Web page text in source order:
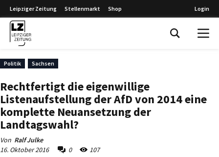
Leipziger Zeitung Stellenmarkt Shop Login
Politik Sachsen
Rechtfertigt die eigenwillige
Listenaufstellung der AfD von 2014 eine
komplette Neuansetzung der
Landtagswahl?
Von Ralf Julke
16. Oktober 2016
0 107